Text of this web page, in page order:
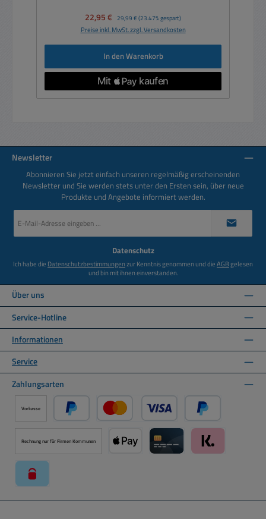
Verkaufspreis:
22,95 € Regulärer Preis:
29,99 € (23.47% gespart)
Preise inkl. MwSt. zzgl. Versandkosten
In den Warenkorb
Newsletter
Abonnieren Sie jetzt einfach unseren regelmäßig erscheinenden
Newsletter und Sie werden stets unter den Ersten sein, über neue
Produkte und Angebote informiert werden.
Mail-
Datenschutz
Ich habe die Datenschutzbestimmungenzur Kenntnis genommen und dieAGBgelesen
und bin mit ihnen einverstanden.
Über uns
Service-Hotline
Informationen
Service
Zahlungsarten
Vorkasse
PayPal Kredit- oder Debitkarte über PayPal
Später Bezahlen
Rechnung nur für Firmen Kommunen